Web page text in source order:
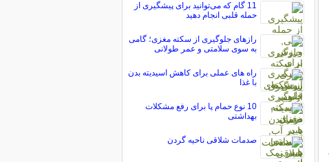
11 گام که می‌توانید برای پیشگیری از
حمله قلبی انجام دهید
رازهای جلوگیری از سکته مغزی؛ گامی
به سوی سلامتی و عمر طولانی
راه های عملی برای کاهش اسیدیته بدن
با غذا
10 نوع حمام پا برای رفع مشکلات
بهداشتی
صدمات شلاقی ناحیه گردن